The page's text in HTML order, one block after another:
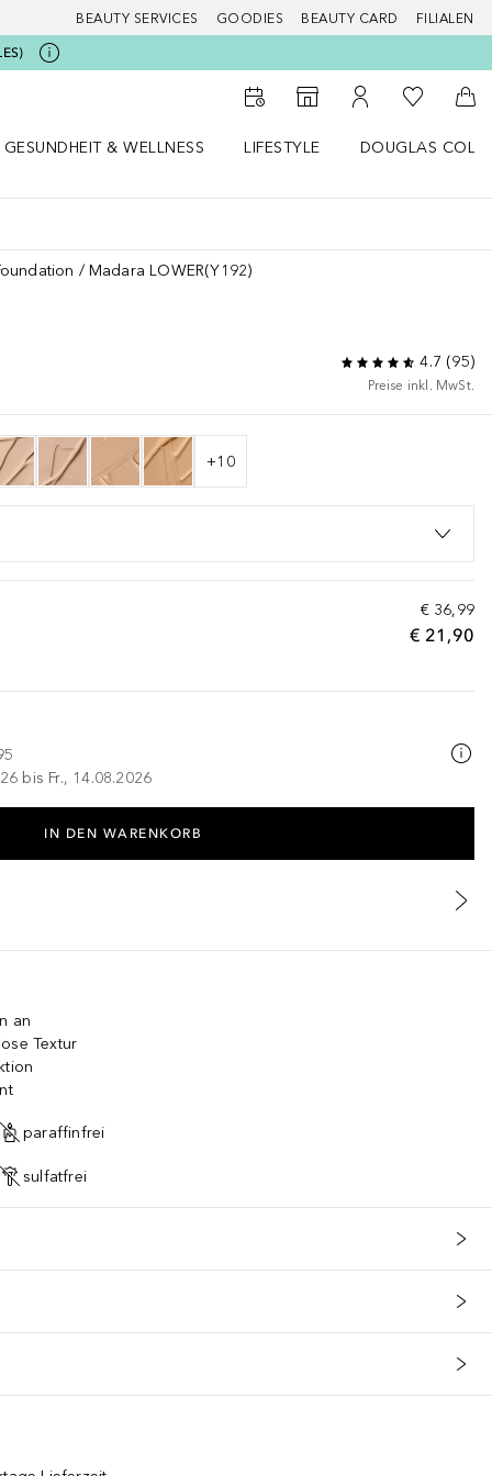
BEAUTY SERVICES GOODIES BEAUTY CARD FILIALEN
Zum Storefinder
Zu Meinem
Zu Meiner
GESUNDHEIT & WELLNESS
LIFESTYLE
DOUGLAS
Madara LOWER(Y192)
4.7 (95)
Preise inkl. MwSt.
+10
€ 36,99
€ 21,90
bis Fr., 14.08.2026
IN DEN WARENKORB
an
Textur
paraffinfrei
sulfatfrei